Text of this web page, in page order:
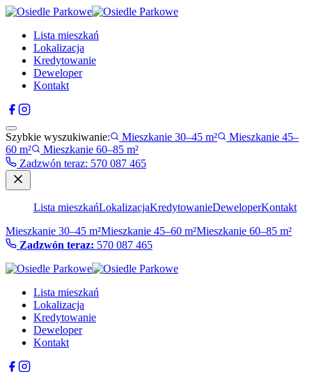
Lista mieszkań
Lokalizacja
Kredytowanie
Deweloper
Kontakt
Szybkie wyszukiwanie: Mieszkanie 30–45 m²
Mieszkanie 45–
60 m²
Mieszkanie 60–85 m²
Zadzwón teraz: 570 087 465
Lista mieszkańLokalizacjaKredytowanieDeweloperKontakt
Mieszkanie 30–45 m²Mieszkanie 45–60 m²Mieszkanie 60–85 m²
Zadzwón teraz: 570 087 465
Lista mieszkań
Lokalizacja
Kredytowanie
Deweloper
Kontakt